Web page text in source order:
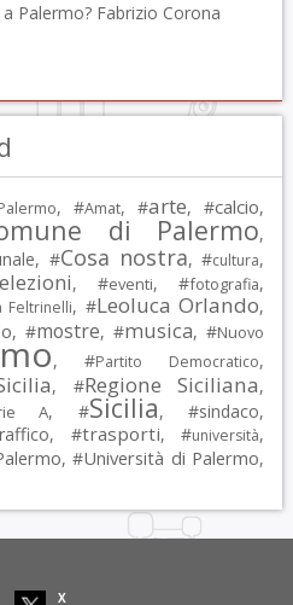
Palermo? Fabrizio Corona
, #Amat, #arte, #calcio,
di Palermo,
, #Cosa nostra, #cultura,
elezioni, #eventi, #fotografia,
Feltrinelli, #Leoluca Orlando,
, #mostre, #musica, #Nuovo
, #Partito Democratico,
, #Regione Siciliana,
A, #Sicilia, #sindaco,
, #trasporti, #università,
, #Università di Palermo,
X